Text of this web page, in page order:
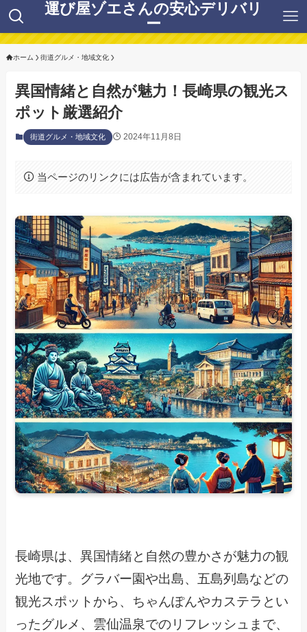
運び屋ゾエさんの安心デリバリ
ー
ホーム 街道グルメ・地域文化
異国情緒と自然が魅力！長崎県の観光ス
ポット厳選紹介
街道グルメ・地域文化 2024年11月8日
当ページのリンクには広告が含まれています。
長崎県は、異国情緒と自然の豊かさが魅力の観
光地です。グラバー園や出島、五島列島などの
観光スポットから、ちゃんぽんやカステラとい
ったグルメ、雲仙温泉でのリフレッシュまで、